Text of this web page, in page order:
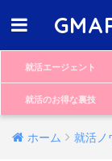
就活エージェント
就活のお得な裏技
ホーム 就活ノ